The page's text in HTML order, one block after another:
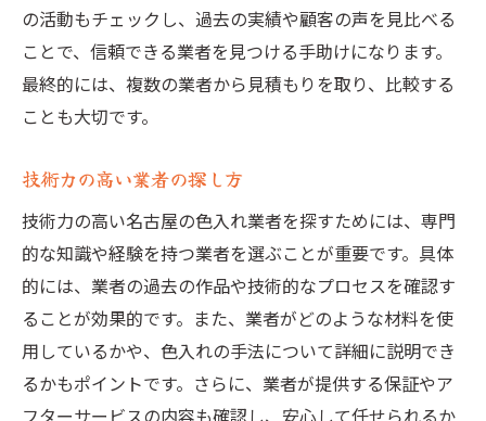
業者選びで後悔しないためのポイント
信頼できる業者を選ぶコツ
実績豊富な業者の見つけ方
業者選びの賢いステップ
名古屋市で安心のお墓色入れを頼むには
技術力のある業者を選ぶ秘訣
名古屋市での信頼できる業者探し
事前確認で安心を得る方法
色入れの手順と材料の確認
業者とのコミュニケーションの重要性
の活動もチェックし、過去の実績や顧客の声を見比べる
ことで、信頼できる業者を見つける手助けになります。
最終的には、複数の業者から見積もりを取り、比較する
ことも大切です。
技術力の高い業者の探し方
技術力の高い名古屋の色入れ業者を探すためには、専門
的な知識や経験を持つ業者を選ぶことが重要です。具体
的には、業者の過去の作品や技術的なプロセスを確認す
ることが効果的です。また、業者がどのような材料を使
用しているかや、色入れの手法について詳細に説明でき
るかもポイントです。さらに、業者が提供する保証やア
フターサービスの内容も確認し、安心して任せられるか